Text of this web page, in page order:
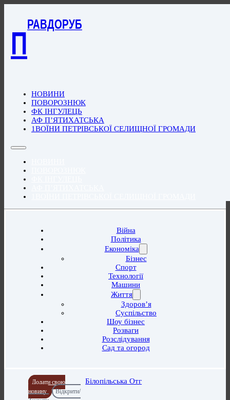
П
РАВДОРУБ
НОВИНИ
ПОВОРОЗНЮК
ФК ІНГУЛЕЦЬ
АФ П’ЯТИХАТСЬКА
1ВОЇНИ ПЕТРІВСЬКОЇ СЕЛИЩНОЇ ГРОМАДИ
Війна
Політика
Економіка
Бізнес
Спорт
Технології
Машини
Життя
Здоров’я
Суспільство
Шоу бізнес
Розваги
Розслідування
Сад та огород
Додати свою
новину
Відкрити/
Білопільська Отг